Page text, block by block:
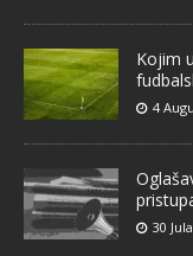
Kojim
4
30